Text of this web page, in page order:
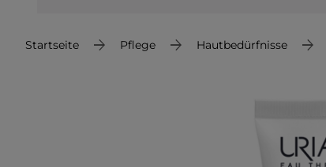
Startseite Pflege Hautbedürfnisse